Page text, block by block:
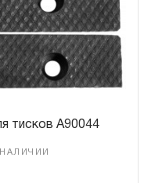
тисков A90044